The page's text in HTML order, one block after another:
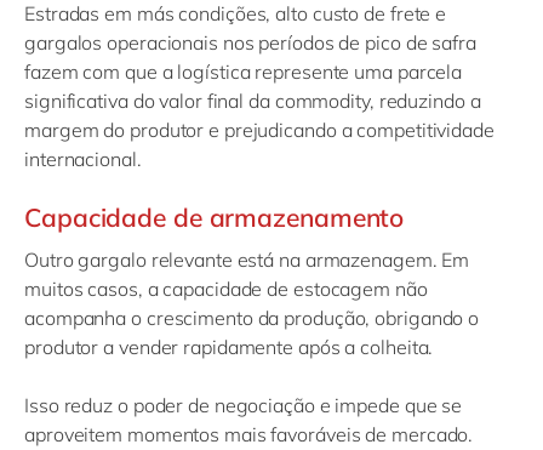
Estradas em más condições, alto custo de frete e
gargalos operacionais nos períodos de pico de safra
fazem com que a logística represente uma parcela
significativa do valor final da commodity, reduzindo a
margem do produtor e prejudicando a competitividade
internacional.
Capacidade de armazenamento
Outro gargalo relevante está na armazenagem. Em
muitos casos, a capacidade de estocagem não
acompanha o crescimento da produção, obrigando o
produtor a vender rapidamente após a colheita.
Isso reduz o poder de negociação e impede que se
aproveitem momentos mais favoráveis de mercado.